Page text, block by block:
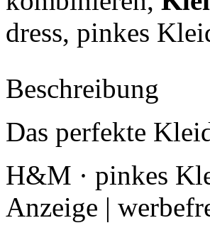
dress, pinkes
Beschreibung
Das perfekte
H&M · pinkes
Anzeige |